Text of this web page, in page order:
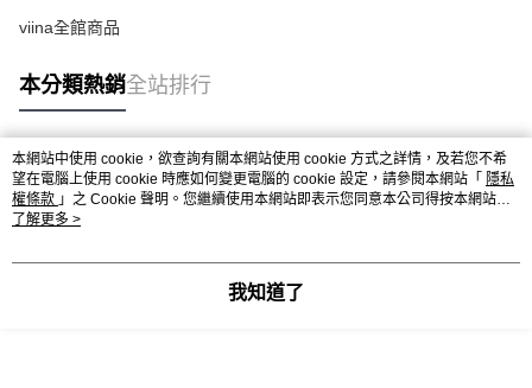
viina全館商品
本分類熱銷全站排行
熱門標籤
本網站中使用 cookie，欲查詢有關本網站使用 cookie 方式之詳情，及若您不希
望在電腦上使用 cookie 時應如何變更電腦的 cookie 設定，請參閱本網站「 隱私
權條款 」之 Cookie 聲明。您繼續使用本網站即表示您同意本公司得按本網站使
用條款之 Cookie 聲明使用 cookie。
了解更多 >
我知道了